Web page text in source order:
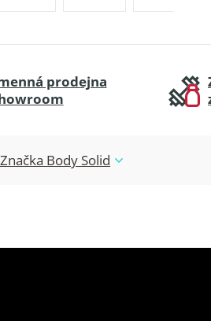
prodejna
Značka Body Solid